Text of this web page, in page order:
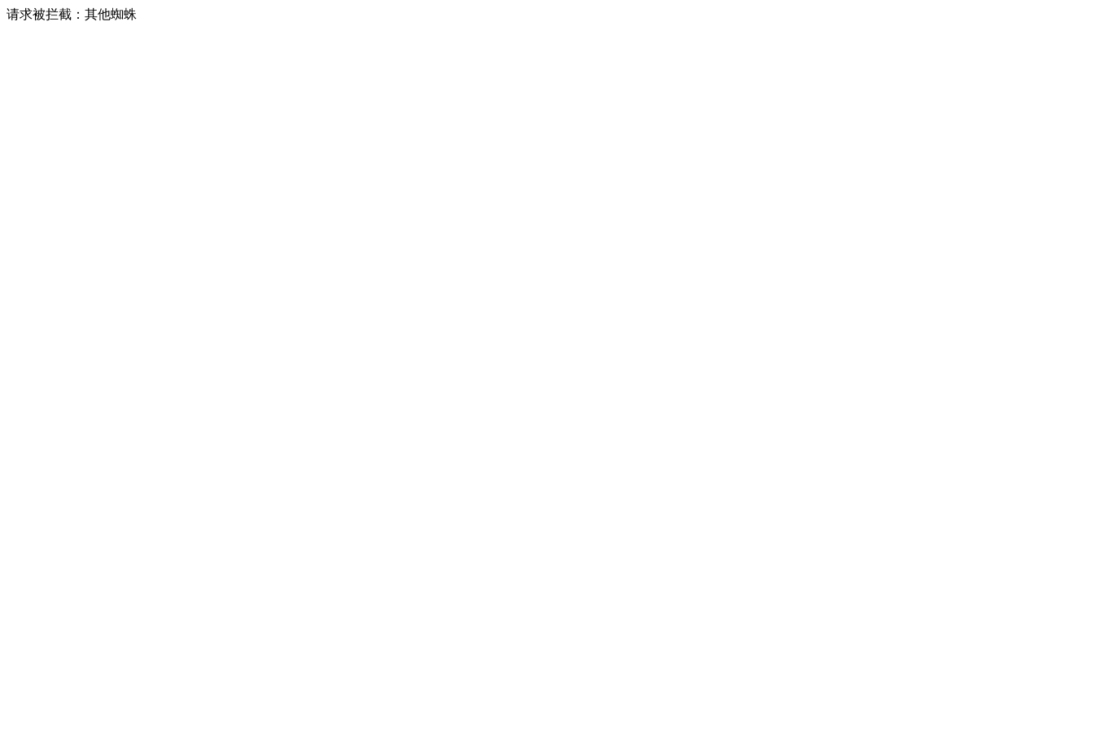
请求被拦截：其他蜘蛛